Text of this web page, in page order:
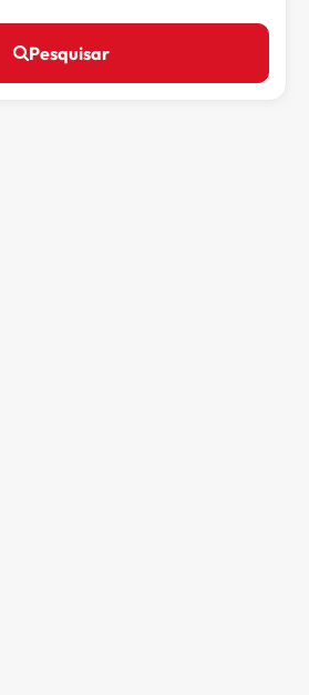
Pesquisar